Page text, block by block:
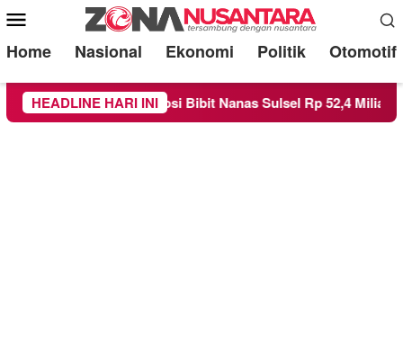
Mobile
Menu
Home Nasional Ekonomi Politik Otomotif
HEADLINE HARI INI
Korupsi Bibit Nanas Sulsel Rp 52,4 Miliar Pemkot